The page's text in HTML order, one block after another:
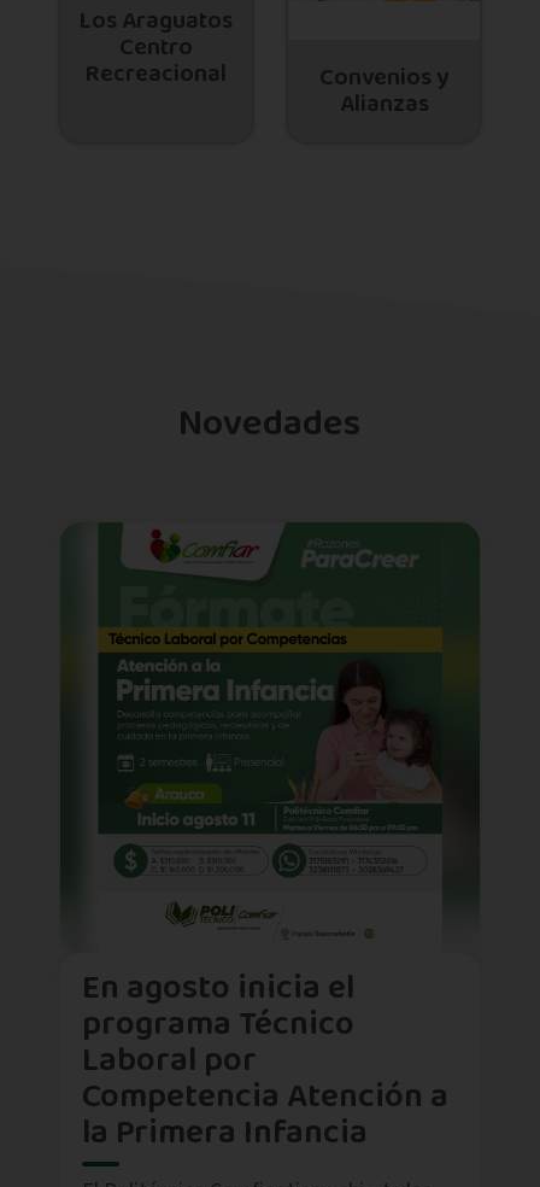
Los Araguatos
Centro
Recreacional Convenios y
Alianzas
Novedades
En agosto inicia el
programa Técnico
Laboral por
Competencia Atención a
la Primera Infancia